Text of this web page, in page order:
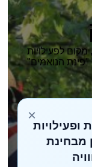
לפעילויות
הנואמים"
×
ופעילויות
מבחינת